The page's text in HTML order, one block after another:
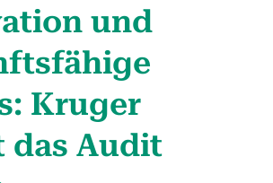
und
Kruger
das Audit